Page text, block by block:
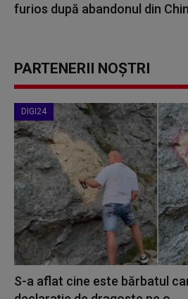
furios după abandonul din
PARTENERII NOȘTRI
DIGI24
S-a aflat cine este bărbatul